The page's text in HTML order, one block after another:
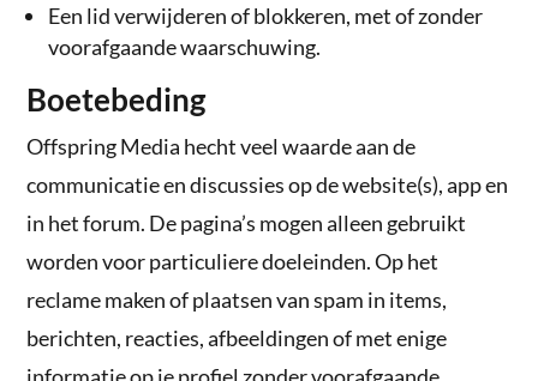
Een lid verwijderen of blokkeren, met of zonder
voorafgaande waarschuwing.
Boetebeding
Offspring Media hecht veel waarde aan de
communicatie en discussies op de website(s), app en
in het forum. De pagina’s mogen alleen gebruikt
worden voor particuliere doeleinden. Op het
reclame maken of plaatsen van spam in items,
berichten, reacties, afbeeldingen of met enige